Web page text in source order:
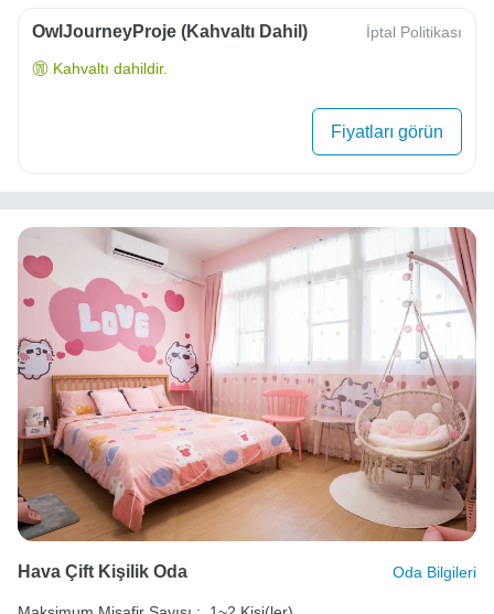
OwlJourneyProje (Kahvaltı Dahil) İptal Politikası
Kahvaltı dahildir.
Fiyatları görün
Hava Çift Kişilik Oda Oda Bilgileri